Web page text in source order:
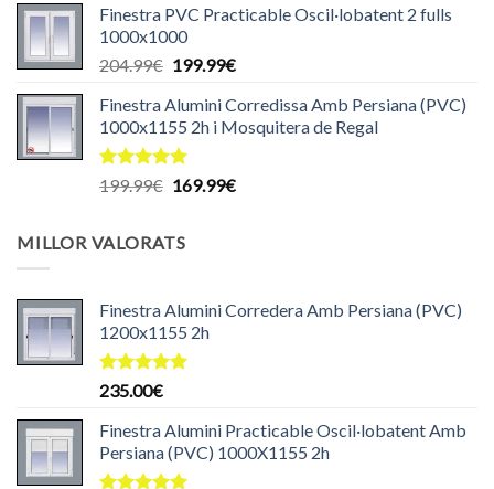
original
era:
140.00€.
actual
130.00€.
Finestra PVC Practicable Oscil·lobatent 2 fulls
1000x1000
204.99€ El
original
era:
204.99€.
199.99€El
actual
és:
Finestra Alumini Corredissa Amb Persiana (PVC)
1000x1155 2h i Mosquitera de Regal
Puntuat
199.99€ El
era:
169.99€El
MILLOR VALORATS
Finestra Alumini Corredera Amb Persiana (PVC)
1200x1155 2h
Puntuat
de 5
235.00€
Finestra Alumini Practicable Oscil·lobatent Amb
Persiana (PVC) 1000X1155 2h